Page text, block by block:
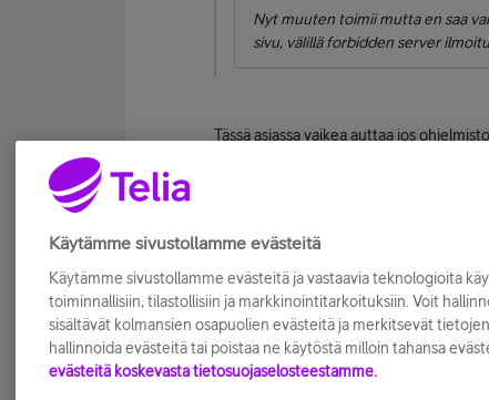
Nyt muuten toimii mutta en saa
sivu, välillä forbidden server
Tässä asiassa vaikea auttaa jos
Käytämme sivustollamme evästeitä
Käytämme sivustollamme evästeitä ja vastaavia teknologioita
toiminnallisiin, tilastollisiin ja markkinointitarkoituksiin. Voit
sisältävät kolmansien osapuolien evästeitä ja merkitsevät
hallinnoida evästeitä tai poistaa ne käytöstä milloin tahansa
evästeitä koskevasta tietosuojaselosteestamme.